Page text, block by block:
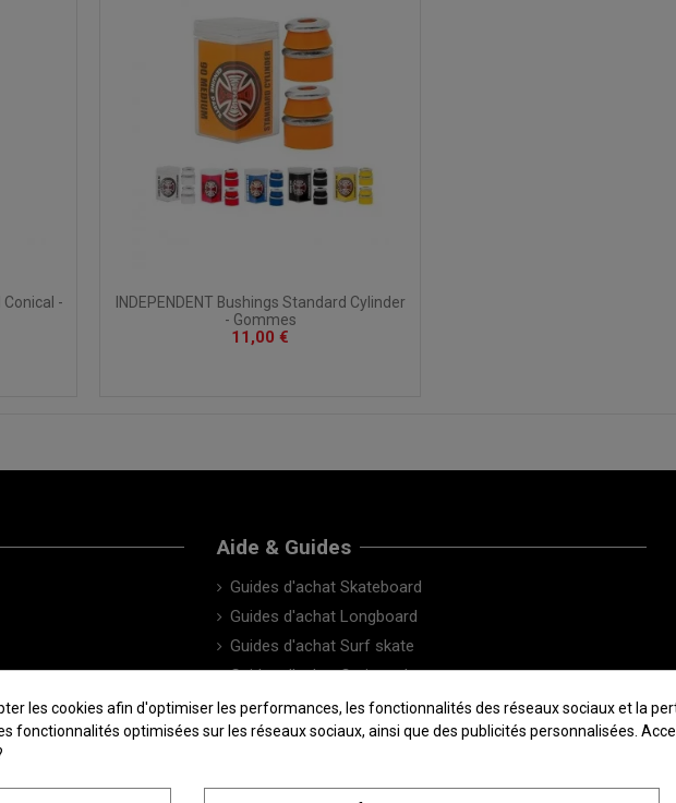
Conical -
INDEPENDENT Bushings Standard Cylinder
- Gommes
11,00 €
Aide & Guides
Guides d'achat Skateboard
Guides d'achat Longboard
Guides d'achat Surf skate
Guides d'achat Cruiser skate
Le Blog
les cookies afin d'optimiser les performances, les fonctionnalités des réseaux sociaux et la
fonctionnalités optimisées sur les réseaux sociaux, ainsi que des publicités personnalisées.